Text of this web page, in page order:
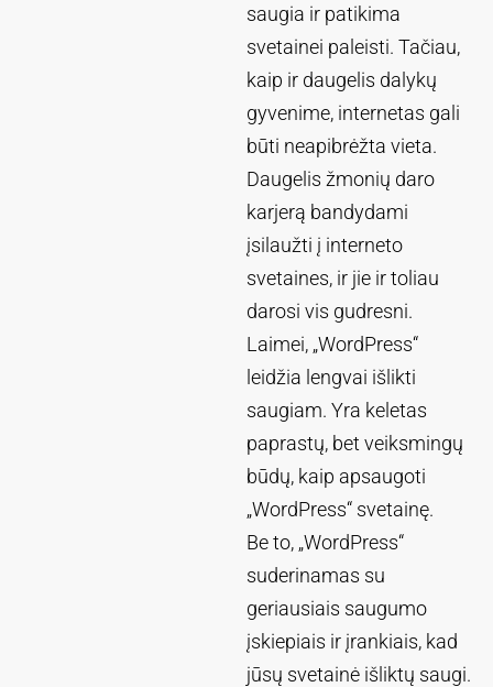
saugia ir patikima
svetainei paleisti. Tačiau,
kaip ir daugelis dalykų
gyvenime, internetas gali
būti neapibrėžta vieta.
Daugelis žmonių daro
karjerą bandydami
įsilaužti į interneto
svetaines, ir jie ir toliau
darosi vis gudresni.
Laimei, „WordPress“
leidžia lengvai išlikti
saugiam. Yra keletas
paprastų, bet veiksmingų
būdų, kaip apsaugoti
„WordPress“ svetainę.
Be to, „WordPress“
suderinamas su
geriausiais saugumo
įskiepiais ir įrankiais, kad
jūsų svetainė išliktų saugi.